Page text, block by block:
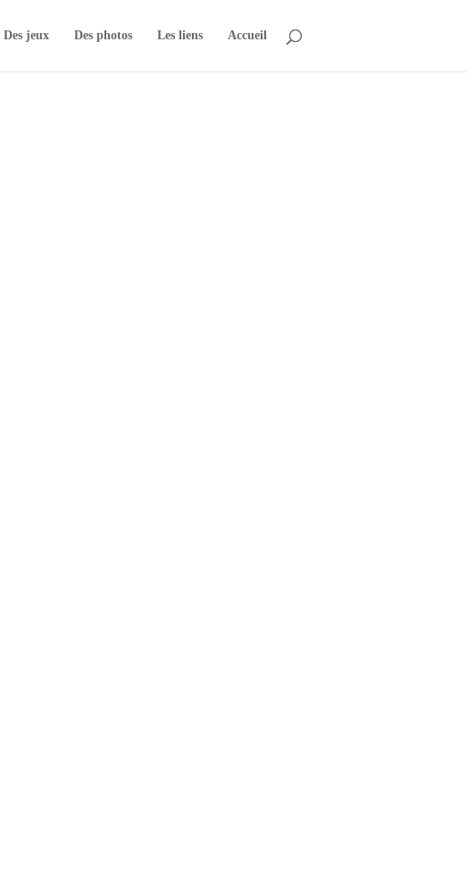
Des jeux Des photos Les liens Accueil